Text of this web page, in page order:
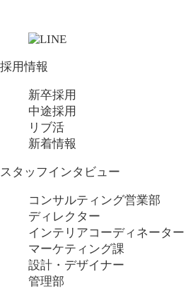
採用情報
新卒採用
中途採用
リブ活
新着情報
スタッフインタビュー
コンサルティング営業部
ディレクター
インテリアコーディネーター
マーケティング課
設計・デザイナー
管理部